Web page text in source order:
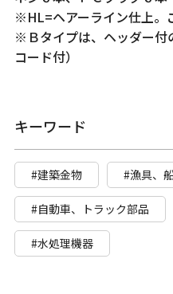
※HL=ヘアーライン仕上。
※Ｂタイプは、ヘッダー付
コード付）
キーワード
#建築金物 #漁具、
#自動車、トラック部品
#水処理機器